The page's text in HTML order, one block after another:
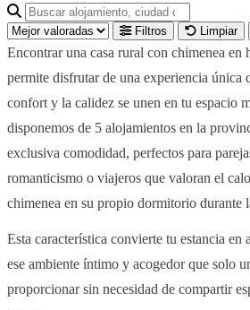
Buscar alojamiento, ciudad o provincia
Filtros Limpiar
Encontrar una casa rural con chimenea en
permite disfrutar de una experiencia única
confort y la calidez se unen en tu espacio
disponemos de 5 alojamientos en la
exclusiva comodidad, perfectos para
romanticismo o viajeros que valoran el
chimenea en su propio dormitorio durante
Esta característica convierte tu estancia en
ese ambiente íntimo y acogedor que solo
proporcionar sin necesidad de compartir